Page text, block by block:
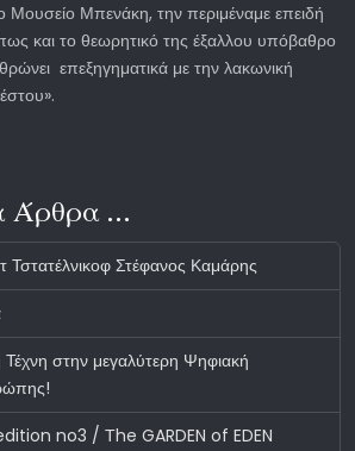
Μπενάκη, την περιμέναμε επειδή
και το θεωρητικό της έξαλλου υπόβαθρο
επεξηγηματικά με την λακωνική
Άρθρα …
Τστατέλνικοφ Στέφανος Καμάρης
στην μεγαλύτερη Ψηφιακή
no3 / Τhe GARDEN of EDEN